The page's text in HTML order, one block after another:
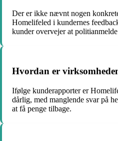
Der er ikke nævnt nogen
Homelifeled i kundernes
kunder overvejer at
Hvordan er
Ifølge kunderapporter er
dårlig, med manglende svar på
at få penge tilbage.